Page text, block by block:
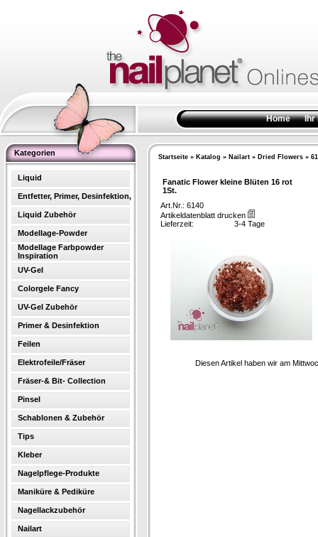
Home Ihr
Kategorien
Liquid
Entfetter, Primer, Desinfektion,
Liquid Zubehör
Modellage-Powder
Modellage Farbpowder
Inspiration
UV-Gel
Colorgele Fancy
UV-Gel Zubehör
Primer & Desinfektion
Feilen
Elektrofeile/Fräser
Fräser-& Bit- Collection
Pinsel
Schablonen & Zubehör
Tips
Kleber
Nagelpflege-Produkte
Maniküre & Pediküre
Nagellackzubehör
Nailart
Startseite » Katalog » Nailart » Dried Flowers »
Fanatic Flower kleine Blüten 16 rot
1St.
Art.Nr.: 6140
Artikeldatenblatt drucken
Lieferzeit:
3-4 Tage
Diesen Artikel haben wir am